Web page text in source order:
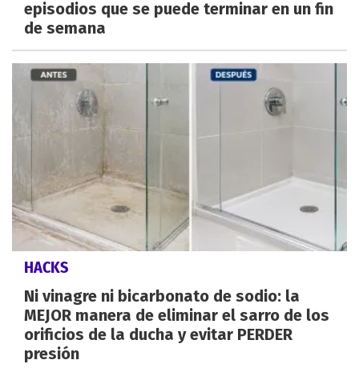
episodios que se puede terminar en un fin
de semana
HACKS
Ni vinagre ni bicarbonato de sodio: la
MEJOR manera de eliminar el sarro de los
orificios de la ducha y evitar PERDER
presión